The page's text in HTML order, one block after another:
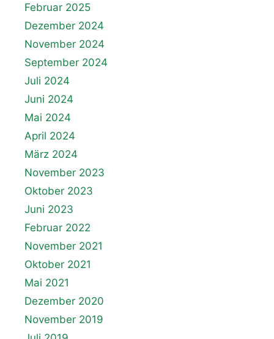
Februar 2025
Dezember 2024
November 2024
September 2024
Juli 2024
Juni 2024
Mai 2024
April 2024
März 2024
November 2023
Oktober 2023
Juni 2023
Februar 2022
November 2021
Oktober 2021
Mai 2021
Dezember 2020
November 2019